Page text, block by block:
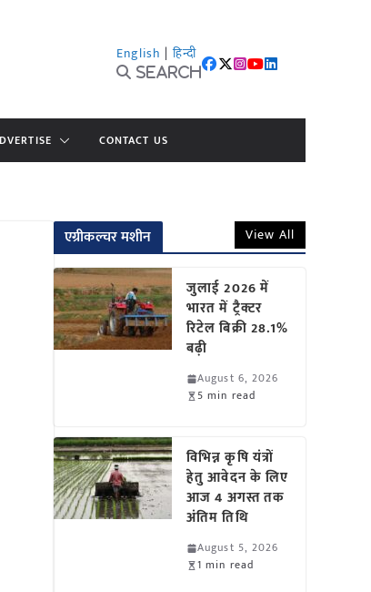
English | हिन्दी
Search
CONTACT US
एग्रीकल्चर मशीन View All
जुलाई 2026 में
भारत में ट्रैक्टर
रिटेल बिक्री 28.1%
बढ़ी
August 6, 2026
5 min read
विभिन्न कृषि यंत्रों
हेतु आवेदन के लिए
आज 4 अगस्त तक
अंतिम तिथि
August 5, 2026
1 min read